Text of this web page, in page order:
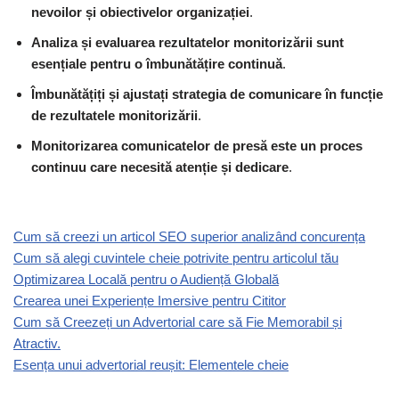
nevoilor și obiectivelor organizației.
Analiza și evaluarea rezultatelor monitorizării sunt
esențiale pentru o îmbunătățire continuă.
Îmbunătățiți și ajustați strategia de comunicare în funcție
de rezultatele monitorizării.
Monitorizarea comunicatelor de presă este un proces
continuu care necesită atenție și dedicare.
Cum să creezi un articol SEO superior analizând concurența
Cum să alegi cuvintele cheie potrivite pentru articolul tău
Optimizarea Locală pentru o Audiență Globală
Crearea unei Experiențe Imersive pentru Cititor
Cum să Creezeți un Advertorial care să Fie Memorabil și
Atractiv.
Esența unui advertorial reușit: Elementele cheie